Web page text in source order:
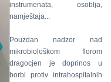
instrumenata, osoblja,
namještaja...
Pouzdan nadzor nad
mikrobiološkom florom
dragocjen je doprinos u
borbi protiv intrahospitalnih